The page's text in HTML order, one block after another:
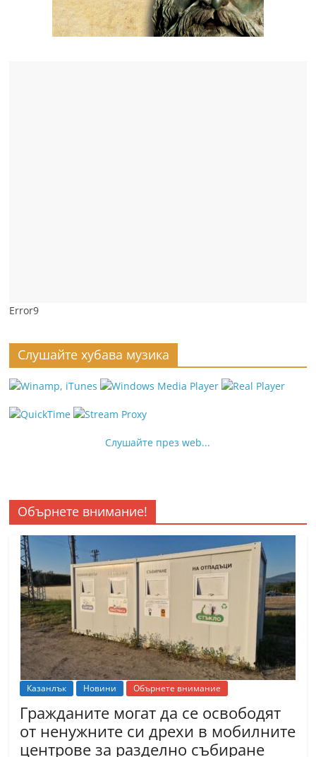
Error9
Слушайте хубава музика
Слушайте през web...
Обърнете внимание!
Казанлък Новини Обърнете внимание
Гражданите могат да се освободят
от ненужните си дрехи в мобилните
центрове за разделно събиране